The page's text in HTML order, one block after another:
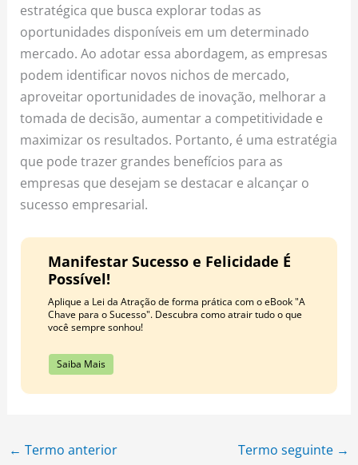
estratégica que busca explorar todas as
oportunidades disponíveis em um determinado
mercado. Ao adotar essa abordagem, as empresas
podem identificar novos nichos de mercado,
aproveitar oportunidades de inovação, melhorar a
tomada de decisão, aumentar a competitividade e
maximizar os resultados. Portanto, é uma estratégia
que pode trazer grandes benefícios para as
empresas que desejam se destacar e alcançar o
sucesso empresarial.
Manifestar Sucesso e Felicidade É
Possível!
Aplique a Lei da Atração de forma prática com o eBook "A
Chave para o Sucesso". Descubra como atrair tudo o que
você sempre sonhou!
Saiba Mais
← Termo anterior Termo seguinte →